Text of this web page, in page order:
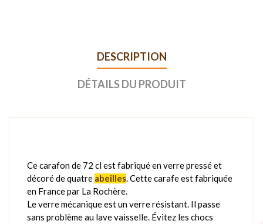
DESCRIPTION
DÉTAILS DU PRODUIT
Ce carafon de 72 cl est fabriqué en verre pressé et
décoré de quatre abeilles. Cette carafe est fabriquée
en France par La Rochère.
Le verre mécanique est un verre résistant. Il passe
sans problème au lave vaisselle. Évitez les chocs